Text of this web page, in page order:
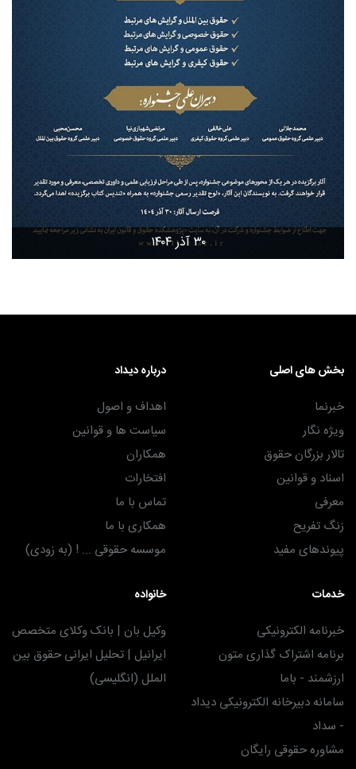
۳۰ آذر ۱۴۰۴
بخش های اصلی
خبرنما
ویژه نگار
تالار بزرگان حقوق
اسناد و قوانین
معرفی
زنگ تفریح
پیوندهای مفید
درباره دیداد
اهداف و اصول
سیاست ها و قوانین
همکاران
افتخارات
تماس با ما
همکاری با ما
موسسه حقوقی ... ! (به زودی)
خدمات
خبرنامه الکترونیکی
برنامه اشتراک گذاری متون
ارزشمند - باما
سامانه دبیرخانه الکترونیکی دیداد
- سداد
مشاوره حقوقی رایگان
خانواده
وکیل بان | بانک وکلای متخصص
ایرانیل | تحلیل ایرانی حقوق بین
الملل (انگلیسی)